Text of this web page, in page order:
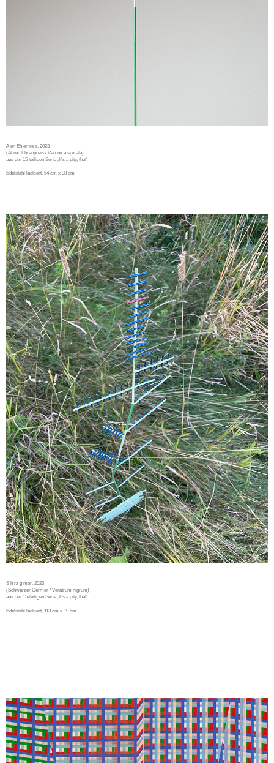
Ä en Eh en re s, 2023
(Ähren Ehrenpreis / Veronica spicata)
aus der 15-teiligen Serie ‚It’s a pity, that‘
Edelstahl lackiert, 54 cm x 08 cm
S h rz g mer, 2023
(Schwarzer Germer / Veratrum nigrum)
aus der 15-teiligen Serie ‚It’s a pity, that‘
Edelstahl lackiert, 113 cm x 19 cm